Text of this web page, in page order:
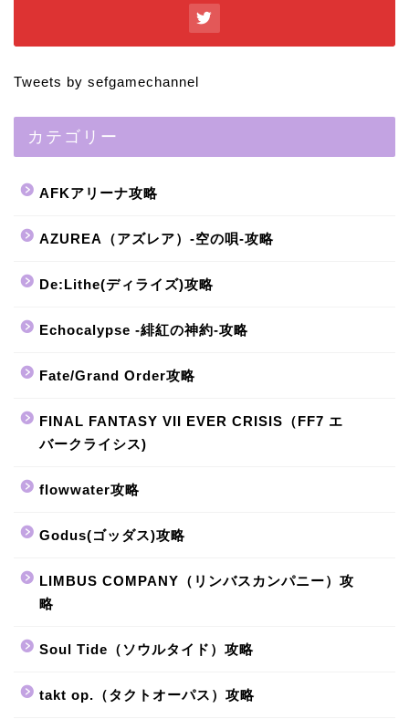
Tweets by sefgamechannel
カテゴリー
AFKアリーナ攻略
AZUREA（アズレア）-空の唄-攻略
De:Lithe(ディライズ)攻略
Echocalypse -緋紅の神約-攻略
Fate/Grand Order攻略
FINAL FANTASY VII EVER CRISIS（FF7 エ
バークライシス)
flowwater攻略
Godus(ゴッダス)攻略
LIMBUS COMPANY（リンバスカンパニー）攻
略
Soul Tide（ソウルタイド）攻略
takt op.（タクトオーパス）攻略